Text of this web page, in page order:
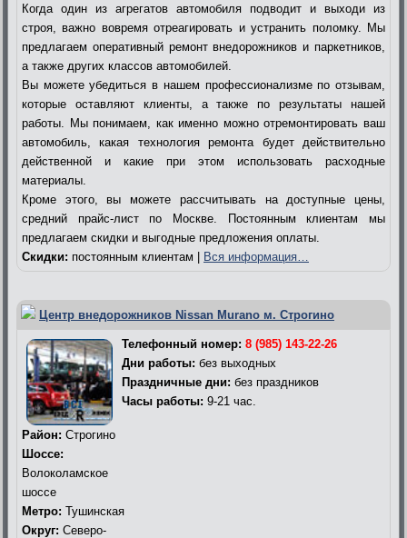
Когда один из агрегатов автомобиля подводит и выходи из
строя, важно вовремя отреагировать и устранить поломку. Мы
предлагаем оперативный ремонт внедорожников и паркетников,
а также других классов автомобилей.
Вы можете убедиться в нашем профессионализме по отзывам,
которые оставляют клиенты, а также по результаты нашей
работы. Мы понимаем, как именно можно отремонтировать ваш
автомобиль, какая технология ремонта будет действительно
действенной и какие при этом использовать расходные
материалы.
Кроме этого, вы можете рассчитывать на доступные цены,
средний прайс-лист по Москве. Постоянным клиентам мы
предлагаем скидки и выгодные предложения оплаты.
Скидки: постоянным клиентам | Вся информация…
Центр внедорожников Nissan Murano м. Строгино
Телефонный номер: 8 (985) 143-22-26
Дни работы: без выходных
Праздничные дни: без праздников
Часы работы: 9-21 час.
Район: Строгино
Шоссе:
Волоколамское
шоссе
Метро: Тушинская
Округ: Северо-